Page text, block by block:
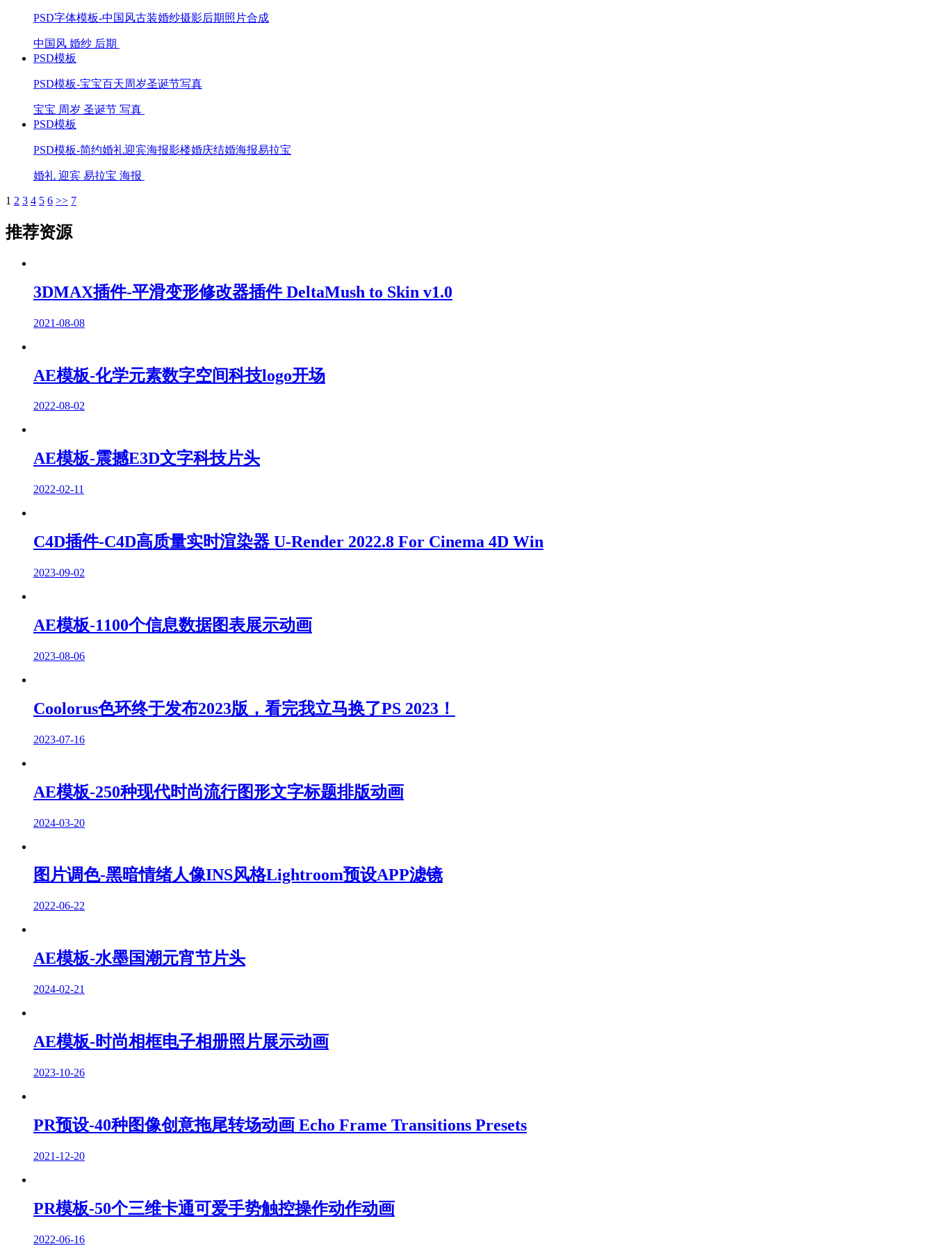
PSD字体模板-中国风古装婚纱摄影后期照片合成
中国风 婚纱 后期
PSD模板
PSD模板-宝宝百天周岁圣诞节写真
宝宝 周岁 圣诞节 写真
PSD模板
PSD模板-简约婚礼迎宾海报影楼婚庆结婚海报易拉宝
婚礼 迎宾 易拉宝 海报
1 2 3 4 5 6 >> 7
推荐资源
3DMAX插件-平滑变形修改器插件 DeltaMush to Skin v1.0
2021-08-08
AE模板-化学元素数字空间科技logo开场
2022-08-02
AE模板-震撼E3D文字科技片头
2022-02-11
C4D插件-C4D高质量实时渲染器 U-Render 2022.8 For Cinema 4D Win
2023-09-02
AE模板-1100个信息数据图表展示动画
2023-08-06
Coolorus色环终于发布2023版，看完我立马换了PS 2023！
2023-07-16
AE模板-250种现代时尚流行图形文字标题排版动画
2024-03-20
图片调色-黑暗情绪人像INS风格Lightroom预设APP滤镜
2022-06-22
AE模板-水墨国潮元宵节片头
2024-02-21
AE模板-时尚相框电子相册照片展示动画
2023-10-26
PR预设-40种图像创意拖尾转场动画 Echo Frame Transitions Presets
2021-12-20
PR模板-50个三维卡通可爱手势触控操作动作动画
2022-06-16